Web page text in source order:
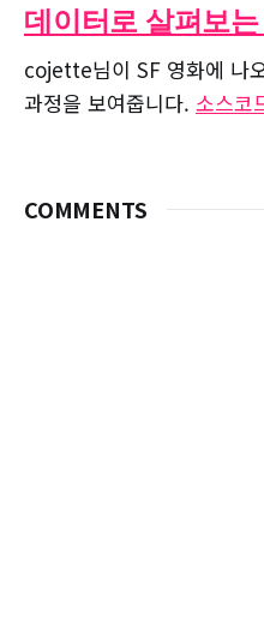
데이터로 살펴보
cojette님이 SF 영화에 나
과정을 보여줍니다. 소스코
COMMENTS